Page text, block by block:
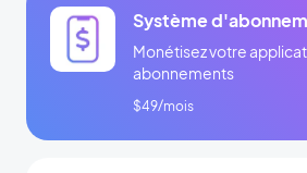
Système
Monétisez votre
abonnements
$49/mois